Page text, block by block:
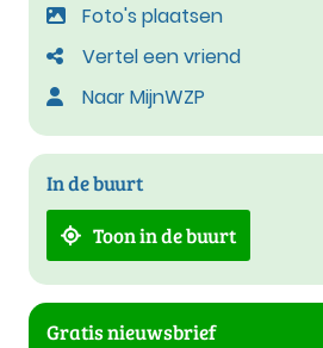
Foto's plaatsen
Vertel een vriend
Naar MijnWZP
In de buurt
Toon in de buurt
Gratis nieuwsbrief